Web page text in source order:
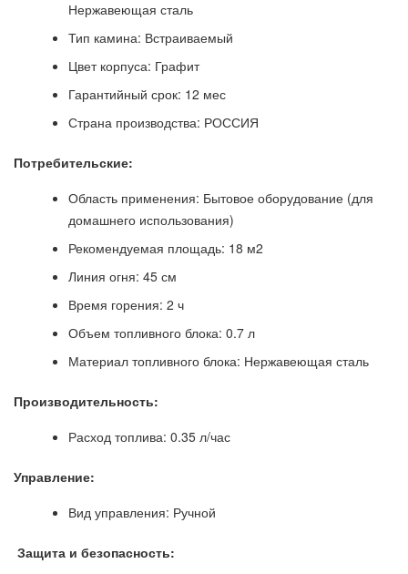
Нержавеющая сталь
Тип камина: Встраиваемый
Цвет корпуса: Графит
Гарантийный срок: 12 мес
Страна производства: РОССИЯ
Потребительские:
Область применения: Бытовое оборудование (для
домашнего использования)
Рекомендуемая площадь: 18 м2
Линия огня: 45 см
Время горения: 2 ч
Объем топливного блока: 0.7 л
Материал топливного блока: Нержавеющая сталь
Производительность:
Расход топлива: 0.35 л/час
Управление:
Вид управления: Ручной
Защита и безопасность: